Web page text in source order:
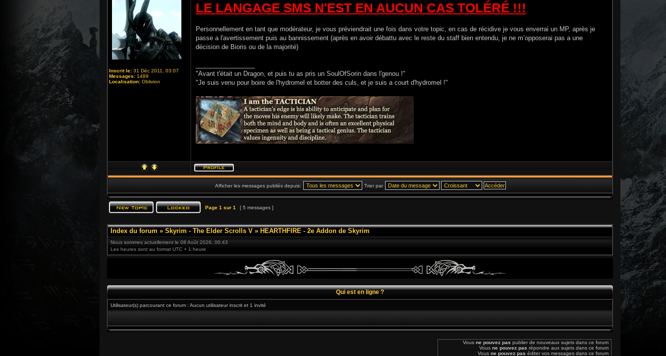
Inscrit le: 31 Déc 2011, 03:07
Messages: 1489
Localisation: Oblivion
LE LANGAGE SMS N'EST EN AUCUN CAS TOLÉRÉ !!!
Personnellement en tant que modérateur, je vous préviendrait une fois dans votre topic, en cas de récidive je vous enverrai un MP, après je
passe a l'avertissement puis au bannissement (après en avoir débattu avec le reste du staff bien entendu, je ne m’opposerai pas a une
décision de Bioris ou de la majorité)
"Avant t'était un Dragon, et puis tu as pris un SoulOfSorin dans l'genou !"
"Je suis venu pour boire de l'hydromel et botter des culs, et je suis a court d'hydromel !"
Afficher les messages publiés depuis: Trier par
Page 1 sur 1 [ 5 messages ]
Index du forum » Skyrim - The Elder Scrolls V » HEARTHFIRE - 2e Addon de Skyrim
Nous sommes actuellement le 08 Août 2026, 00:43
Les heures sont au format UTC + 1 heure
Qui est en ligne ?
Utilisateur(s) parcourant ce forum : Aucun utilisateur inscrit et 1 invité
Vous ne pouvez pas publier de nouveaux sujets dans ce forum
Vous ne pouvez pas répondre aux sujets dans ce forum
Vous ne pouvez pas éditer vos messages dans ce forum